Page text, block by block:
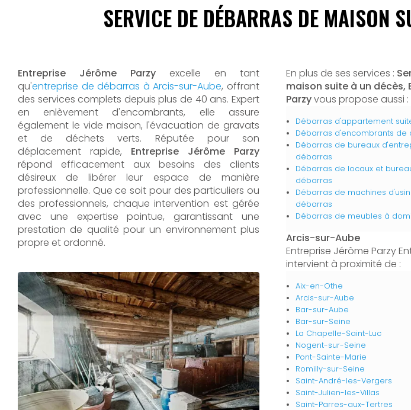
SERVICE DE DÉBARRAS DE MAISON
Entreprise Jérôme Parzy excelle en tant
qu'entreprise de débarras à Arcis-sur-Aube, offrant
des services complets depuis plus de 40 ans. Expert
en enlèvement d'encombrants, elle assure
également le vide maison, l'évacuation de gravats
et de déchets verts. Réputée pour son
déplacement rapide, Entreprise Jérôme Parzy
répond efficacement aux besoins des clients
désireux de libérer leur espace de manière
professionnelle. Que ce soit pour des particuliers ou
des professionnels, chaque intervention est gérée
avec une expertise pointue, garantissant une
prestation de qualité pour un environnement plus
propre et ordonné.
En plus de ses services :
maison suite à un décès,
Parzyvous propose aussi :
Débarras d'appartement
Débarras d'encombrants de
Débarras de bureaux
débarras
Débarras de locaux et
débarras
Débarras de machines
débarras
Débarras de meubles à
Arcis-sur-Aube
Entreprise Jérôme Parzy
intervient à proximité de :
Aix-en-Othe
Arcis-sur-Aube
Bar-sur-Aube
Bar-sur-Seine
La Chapelle-Saint-Luc
Nogent-sur-Seine
Pont-Sainte-Marie
Romilly-sur-Seine
Saint-André-les-Vergers
Saint-Julien-les-Villas
Saint-Parres-aux-Tertres